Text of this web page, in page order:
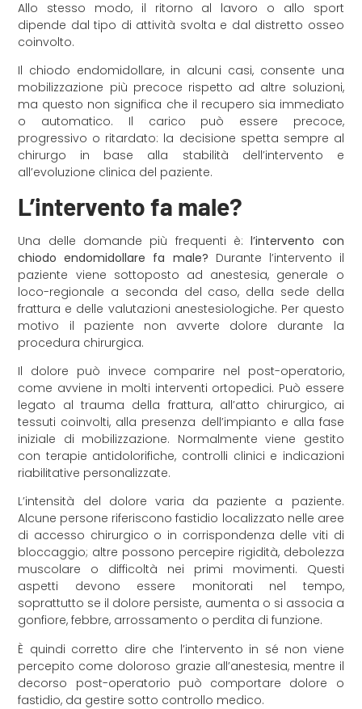
Allo stesso modo, il ritorno al lavoro o allo sport
dipende dal tipo di attività svolta e dal distretto osseo
coinvolto.
Il chiodo endomidollare, in alcuni casi, consente una
mobilizzazione più precoce rispetto ad altre soluzioni,
ma questo non significa che il recupero sia immediato
o automatico. Il carico può essere precoce,
progressivo o ritardato: la decisione spetta sempre al
chirurgo in base alla stabilità dell’intervento e
all’evoluzione clinica del paziente.
L’intervento fa male?
Una delle domande più frequenti è:l’intervento con
chiodo endomidollare fa male? Durante l’intervento il
paziente viene sottoposto ad anestesia, generale o
loco-regionale a seconda del caso, della sede della
frattura e delle valutazioni anestesiologiche. Per questo
motivo il paziente non avverte dolore durante la
procedura chirurgica.
Il dolore può invece comparire nel post-operatorio,
come avviene in molti interventi ortopedici. Può essere
legato al trauma della frattura, all’atto chirurgico, ai
tessuti coinvolti, alla presenza dell’impianto e alla fase
iniziale di mobilizzazione. Normalmente viene gestito
con terapie antidolorifiche, controlli clinici e indicazioni
riabilitative personalizzate.
L’intensità del dolore varia da paziente a paziente.
Alcune persone riferiscono fastidio localizzato nelle aree
di accesso chirurgico o in corrispondenza delle viti di
bloccaggio; altre possono percepire rigidità, debolezza
muscolare o difficoltà nei primi movimenti. Questi
aspetti devono essere monitorati nel tempo,
soprattutto se il dolore persiste, aumenta o si associa a
gonfiore, febbre, arrossamento o perdita di funzione.
È quindi corretto dire che l’intervento in sé non viene
percepito come doloroso grazie all’anestesia, mentre il
decorso post-operatorio può comportare dolore o
fastidio, da gestire sotto controllo medico.